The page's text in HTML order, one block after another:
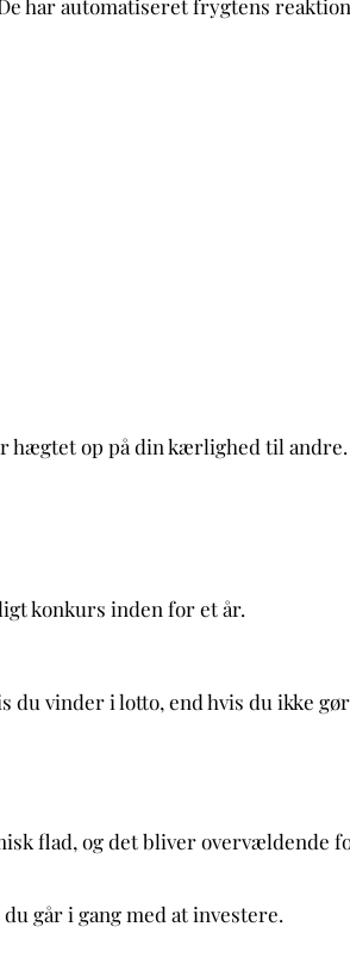
har automatiseret frygtens
hægtet op på din kærlighed til
konkurs inden for et år.
du vinder i lotto, end hvis du ikke
flad, og det bliver overvældende
går i gang med at investere.